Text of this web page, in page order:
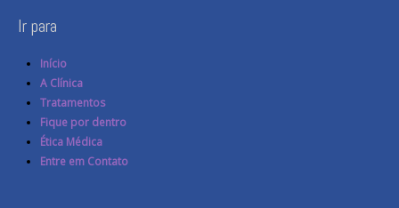
Ir para
Início
A Clínica
Tratamentos
Fique por dentro
Ética Médica
Entre em Contato